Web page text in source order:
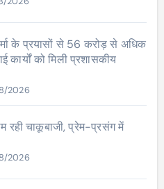
के प्रयासों से 56 करोड़ से अधिक
को मिली प्रशासकीय
2026
रही चाकूबाजी, प्रेम-प्रसंग में
2026